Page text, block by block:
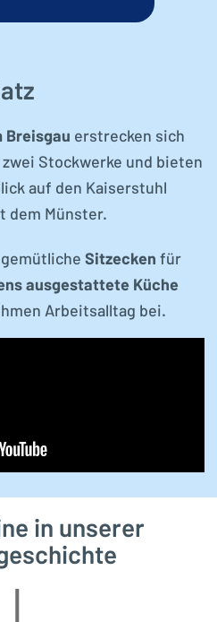
Breisgau erstrecken sich
Stockwerke und bieten
auf den Kaiserstuhl
dem Münster.
gemütliche Sitzecken für
ausgestattete Küche
Arbeitsalltag bei.
in unserer